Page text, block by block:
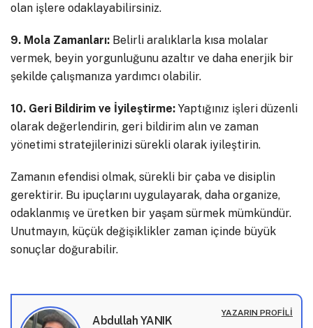
olan işlere odaklayabilirsiniz.
9. Mola Zamanları: Belirli aralıklarla kısa molalar
vermek, beyin yorgunluğunu azaltır ve daha enerjik bir
şekilde çalışmanıza yardımcı olabilir.
10. Geri Bildirim ve İyileştirme: Yaptığınız işleri düzenli
olarak değerlendirin, geri bildirim alın ve zaman
yönetimi stratejilerinizi sürekli olarak iyileştirin.
Zamanın efendisi olmak, sürekli bir çaba ve disiplin
gerektirir. Bu ipuçlarını uygulayarak, daha organize,
odaklanmış ve üretken bir yaşam sürmek mümkündür.
Unutmayın, küçük değişiklikler zaman içinde büyük
sonuçlar doğurabilir.
Abdullah YANIK
YAZARIN PROFILI